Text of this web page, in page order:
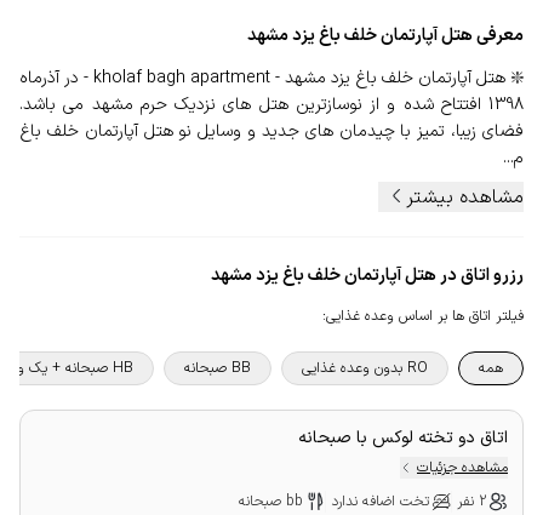
معرفیهتل آپارتمان خلف باغ یزد مشهد
❇️ هتل آپارتمان خلف باغ یزد مشهد - kholaf bagh apartment - در آذرماه
1398 افتتاح شده و از نوسازترین هتل های نزدیک حرم مشهد می باشد.
فضای زیبا، تمیز با چیدمان های جدید و وسایل نو هتل آپارتمان خلف باغ
م...
مشاهده بیشتر
رزرو اتاق در هتل آپارتمان خلف باغ یزد مشهد
فیلتر اتاق ها بر اساس وعده غذایی:
همه RO بدون وعده غذایی BB صبحانه HB صبحانه + یک وعده غذا
اتاق دو تخته لوکس با صبحانه
مشاهده جزئیات
2 نفر
تخت اضافه ندارد bb صبحانه